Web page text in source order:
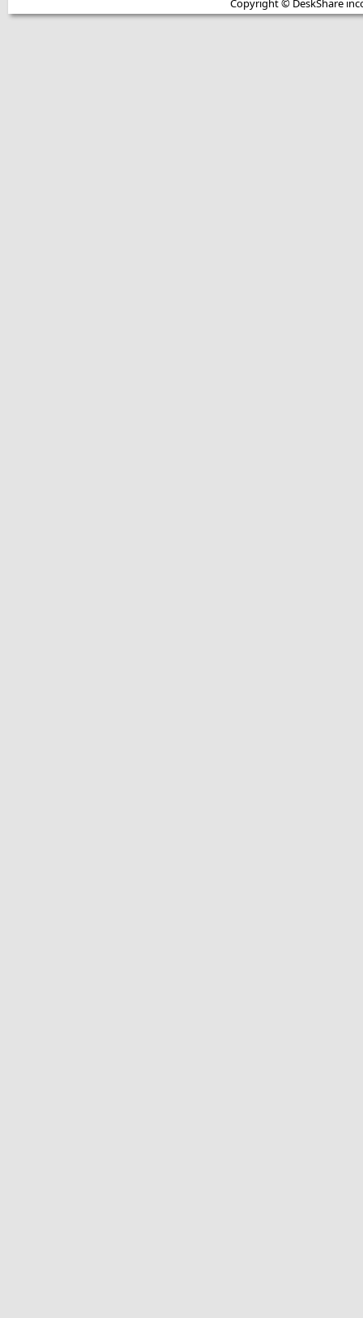
Copyright © DeskShare